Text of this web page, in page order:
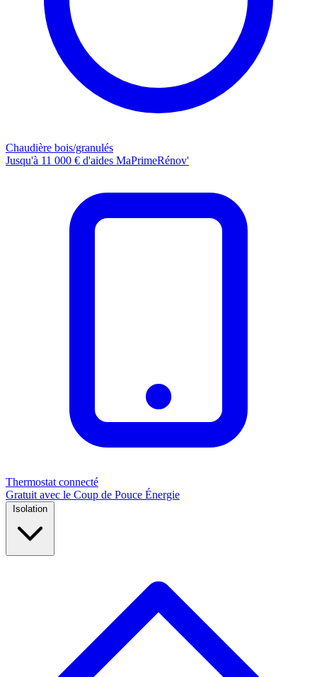
Chaudière bois/granulés
Jusqu'à 11 000 € d'aides MaPrimeRénov'
Thermostat connecté
Gratuit avec le Coup de Pouce Énergie